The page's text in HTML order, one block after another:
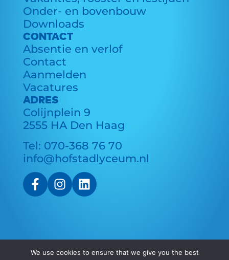
Onder- en bovenbouw
Downloads
CONTACT
Absentie en verlof
Contact
Aanmelden
Vacatures
ADRES
Colijnplein 9
2555 HA Den Haag
Tel: 070-368 76 70
info@hofstadlyceum.nl
We use cookies to ensure that we give you the best